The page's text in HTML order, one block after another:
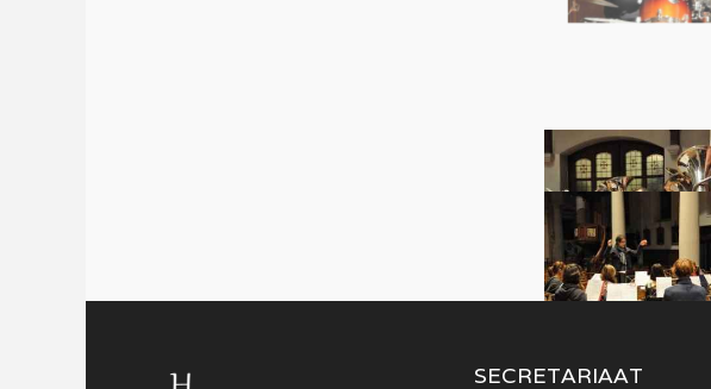
SECRETARIAAT